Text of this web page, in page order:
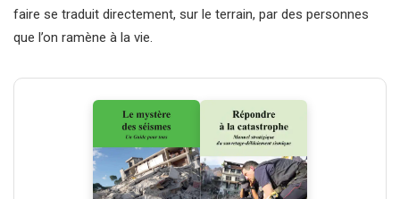
faire se traduit directement, sur le terrain, par des personnes
que l’on ramène à la vie.